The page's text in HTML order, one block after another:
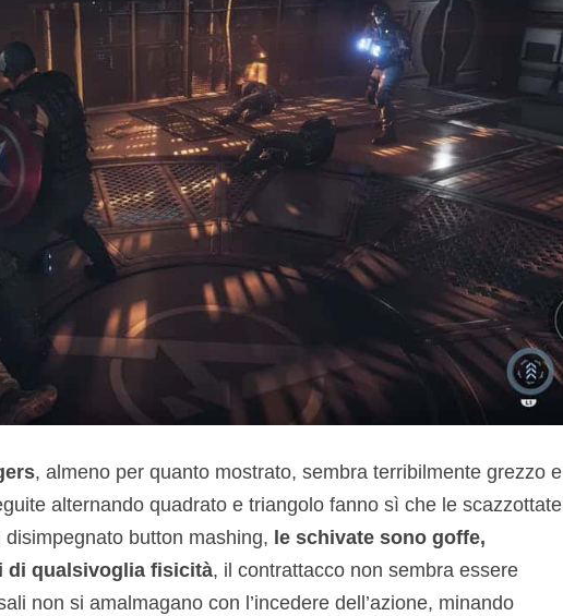
, almeno per quanto mostrato, sembra terribilmente grezzo e
alternando quadrato e triangolo fanno sì che le scazzottate
button mashing, le schivate sono goffe,
di qualsivoglia fisicità, il contrattacco non sembra essere
non si amalmagano con l’incedere dell’azione, minando